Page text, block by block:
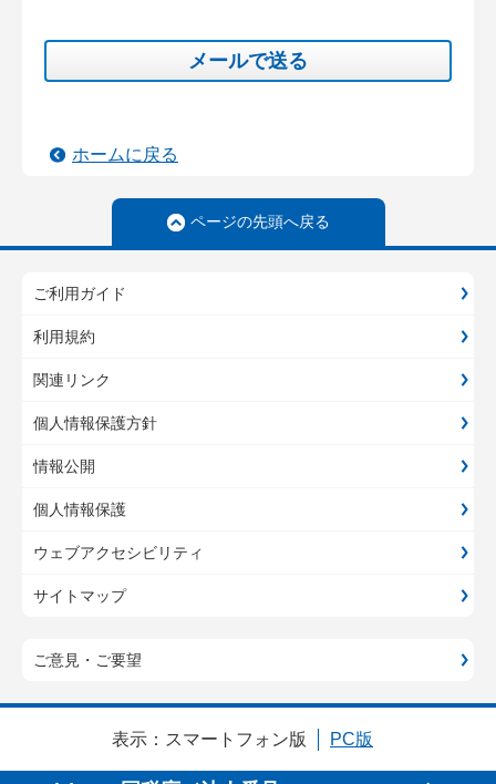
メールで送る
ホームに戻る
ページの先頭へ戻る
ご利用ガイド
利用規約
関連リンク
個人情報保護方針
情報公開
個人情報保護
ウェブアクセシビリティ
サイトマップ
ご意見・ご要望
表示： スマートフォン版 PC版